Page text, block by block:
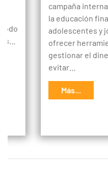
todo
campaña
la educación
adolescentes y
ofrecer
gestionar el
evitar…
Más...